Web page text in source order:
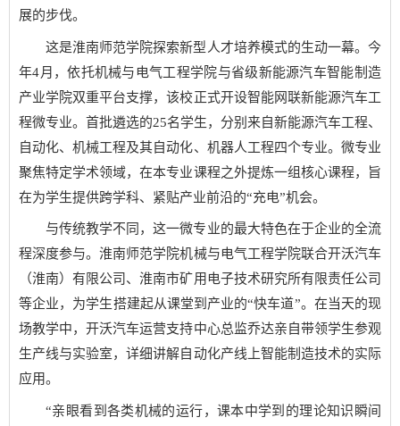
展的步伐。
这是淮南师范学院探索新型人才培养模式的生动一幕。今
年4月，依托机械与电气工程学院与省级新能源汽车智能制造
产业学院双重平台支撑，该校正式开设智能网联新能源汽车工
程微专业。首批遴选的25名学生，分别来自新能源汽车工程、
自动化、机械工程及其自动化、机器人工程四个专业。微专业
聚焦特定学术领域，在本专业课程之外提炼一组核心课程，旨
在为学生提供跨学科、紧贴产业前沿的“充电”机会。
与传统教学不同，这一微专业的最大特色在于企业的全流
程深度参与。淮南师范学院机械与电气工程学院联合开沃汽车
（淮南）有限公司、淮南市矿用电子技术研究所有限责任公司
等企业，为学生搭建起从课堂到产业的“快车道”。在当天的现
场教学中，开沃汽车运营支持中心总监乔达亲自带领学生参观
生产线与实验室，详细讲解自动化产线上智能制造技术的实际
应用。
“亲眼看到各类机械的运行，课本中学到的理论知识瞬间